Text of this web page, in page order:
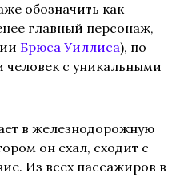
обозначить как
главный персонаж,
Брюса Уиллиса), по
человек с уникальными
в железнодорожную
он ехал, сходит с
Из всех пассажиров в